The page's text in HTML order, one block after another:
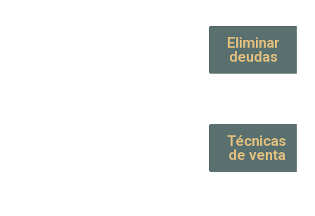
Eliminar
deudas
Técnicas
de venta